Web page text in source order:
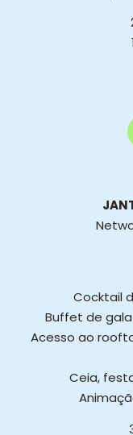
Cocktail
Buffet de
Acesso ao
Ceia,